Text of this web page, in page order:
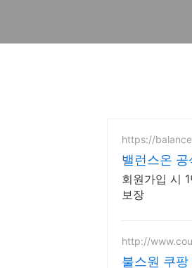
https://
밸런스온
회원가입 시
보장
http://
불스원 쿠